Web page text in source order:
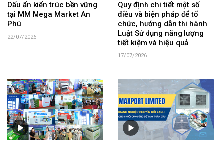
Dấu ấn kiến trúc bền vững
tại MM Mega Market An
Phú
22/07/2026
Quy định chi tiết một số
điều và biện pháp để tổ
chức, hướng dẫn thi hành
Luật Sử dụng năng lượng
tiết kiệm và hiệu quả
17/07/2026